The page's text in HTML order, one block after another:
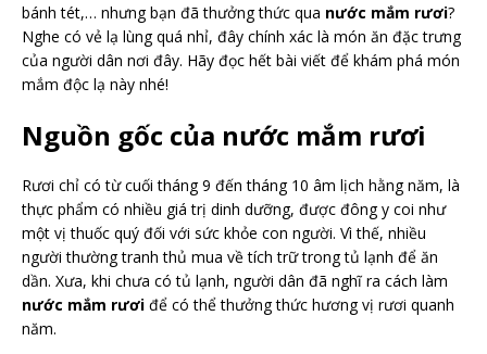
bánh tét,… nhưng bạn đã thưởng thức qua nước mắm rươi?
Nghe có vẻ lạ lùng quá nhỉ, đây chính xác là món ăn đặc trưng
của người dân nơi đây. Hãy đọc hết bài viết để khám phá món
mắm độc lạ này nhé!
Nguồn gốc của nước mắm rươi
Rươi chỉ có từ cuối tháng 9 đến tháng 10 âm lịch hằng năm, là
thực phẩm có nhiều giá trị dinh dưỡng, được đông y coi như
một vị thuốc quý đối với sức khỏe con người. Vì thế, nhiều
người thường tranh thủ mua về tích trữ trong tủ lạnh để ăn
dần. Xưa, khi chưa có tủ lạnh, người dân đã nghĩ ra cách làm
nước mắm rươi để có thể thưởng thức hương vị rươi quanh
năm.